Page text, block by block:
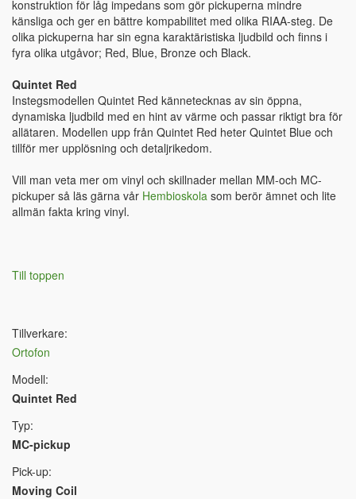
konstruktion för låg impedans som gör pickuperna mindre
känsliga och ger en bättre kompabilitet med olika RIAA-steg. De
olika pickuperna har sin egna karaktäristiska ljudbild och finns i
fyra olika utgåvor; Red, Blue, Bronze och Black.
Quintet Red
Instegsmodellen Quintet Red kännetecknas av sin öppna,
dynamiska ljudbild med en hint av värme och passar riktigt bra för
allätaren. Modellen upp från Quintet Red heter Quintet Blue och
tillför mer upplösning och detaljrikedom.
Vill man veta mer om vinyl och skillnader mellan MM-och MC-
pickuper så läs gärna vår Hembioskola som berör ämnet och lite
allmän fakta kring vinyl.
Till toppen
Tillverkare:
Ortofon
Modell:
Quintet Red
Typ:
MC-pickup
Pick-up:
Moving Coil